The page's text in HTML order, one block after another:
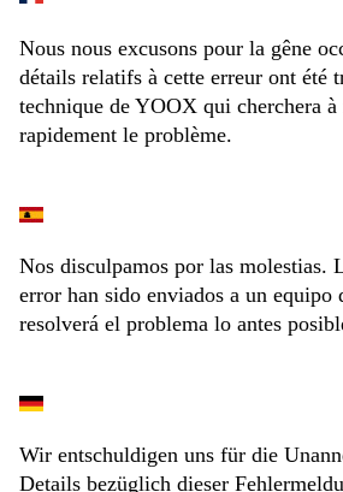
Nous nous excusons pour la gêne
détails relatifs à cette erreur ont été
technique de YOOX qui cherchera à
rapidement le problème.
Nos disculpamos por las molestias.
error han sido enviados a un equipo
resolverá el problema lo antes
Wir entschuldigen uns für die
Details bezüglich dieser